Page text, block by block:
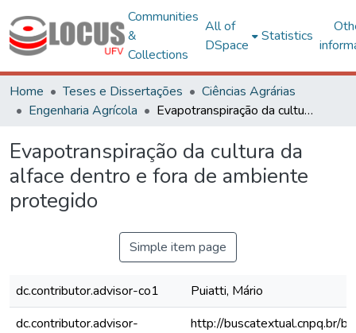
Communities
&
Collections
All of
DSpace
Statistics
Home Teses e Dissertações
Ciências Agrárias
Engenharia Agrícola
Evapotranspiração da cultura da alface dentro e fora de ambiente protegido
Evapotranspiração da cultura da
alface dentro e fora de ambiente
protegido
Simple item page
dc.contributor.advisor-co1
Puiatti, Mário
dc.contributor.advisor-
http://buscatextual.cnpq.br/